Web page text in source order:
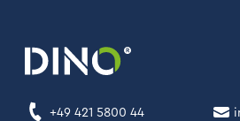
+49 421 5800 44